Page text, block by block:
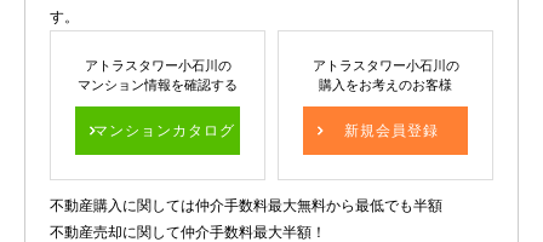
す。
アトラスタワー小石川の
マンション情報を確認する
マンションカタログ
アトラスタワー小石川の
購入をお考えのお客様
新規会員登録
不動産購入に関しては仲介手数料最大無料から最低でも半額
不動産売却に関して仲介手数料最大半額！